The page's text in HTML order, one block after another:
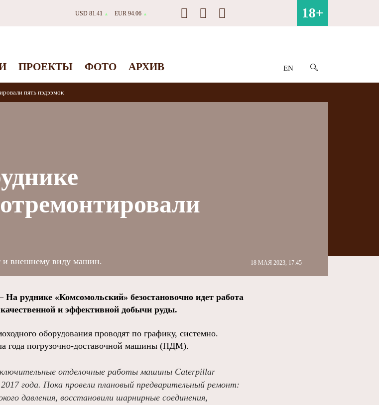
USD 81.41 ▲ EUR 94.06 ▲ 18+
ПРОЕКТЫ ФОТО АРХИВ EN
пять пэдээмок
18 МАЯ 2023, 17:45
и внешнему виду машин.
На руднике «Комсомольский» безостановочно идет работа
и эффективной добычи руды.
оборудования проводят по графику, системно.
года погрузочно-доставочной машины (ПДМ).
отделочные работы машины Caterpillar
года. Пока провели плановый предварительный ремонт:
давления, восстановили шарнирные соединения,